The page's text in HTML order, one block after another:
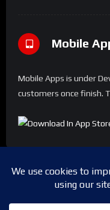
Mobile
Mobile Apps is under
customers once finish.